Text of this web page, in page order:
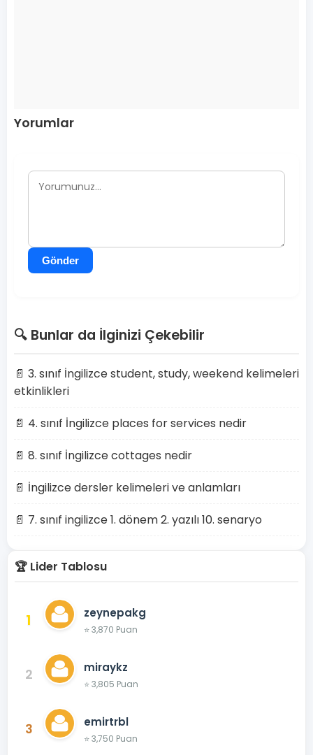
Yorumlar
Gönder
🔍 Bunlar da İlginizi Çekebilir
📄 3. sınıf İngilizce student, study, weekend kelimeleri
etkinlikleri
📄 4. sınıf İngilizce places for services nedir
📄 8. sınıf İngilizce cottages nedir
📄 İngilizce dersler kelimeleri ve anlamları
📄 7. sınıf ingilizce 1. dönem 2. yazılı 10. senaryo
🏆 Lider Tablosu
1 zeynepakg
⭐ 3,870 Puan
2 miraykz
⭐ 3,805 Puan
3 emirtrbl
⭐ 3,750 Puan